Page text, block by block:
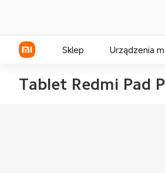
Sklep Urządzenia
Tablet Redmi Pad